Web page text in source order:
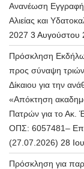
Ανανέωση
Αλιείας και
2027 3 Αυγούστου
Πρόσκληση
προς σύναψη
Δίκαιου για την
«Απόκτηση
Πατρών για το
ΟΠΣ: 6057481–
(27.07.2026) 28
Πρόσκληση για